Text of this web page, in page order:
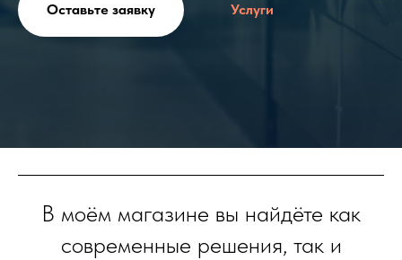
Оставьте заявку Услуги
В моём магазине вы найдёте как
современные решения, так и